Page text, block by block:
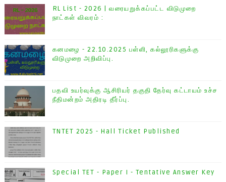
RL List - 2026 | வரையறுக்கப்பட்ட விடுமுறை
நாட்கள் விவரம் :
கனமழை - 22.10.2025 பள்ளி, கல்லூரிகளுக்கு
விடுமுறை அறிவிப்பு.
பதவி உயர்வுக்கு ஆசிரியர் தகுதி தேர்வு கட்டாயம் உச்ச
நீதிமன்றம் அதிரடி தீர்ப்பு.
TNTET 2025 - Hall Ticket Published
Special TET - Paper I - Tentative Answer Key